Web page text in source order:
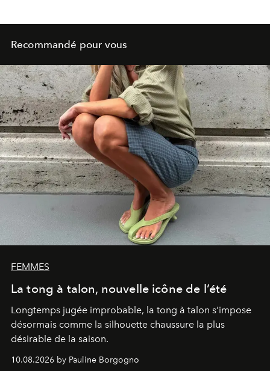
Recommandé pour vous
FEMMES
La tong à talon, nouvelle icône de l’été
Longtemps jugée improbable, la tong à talon s’impose
désormais comme la silhouette chaussure la plus
désirable de la saison.
10.08.2026 by Pauline Borgogno